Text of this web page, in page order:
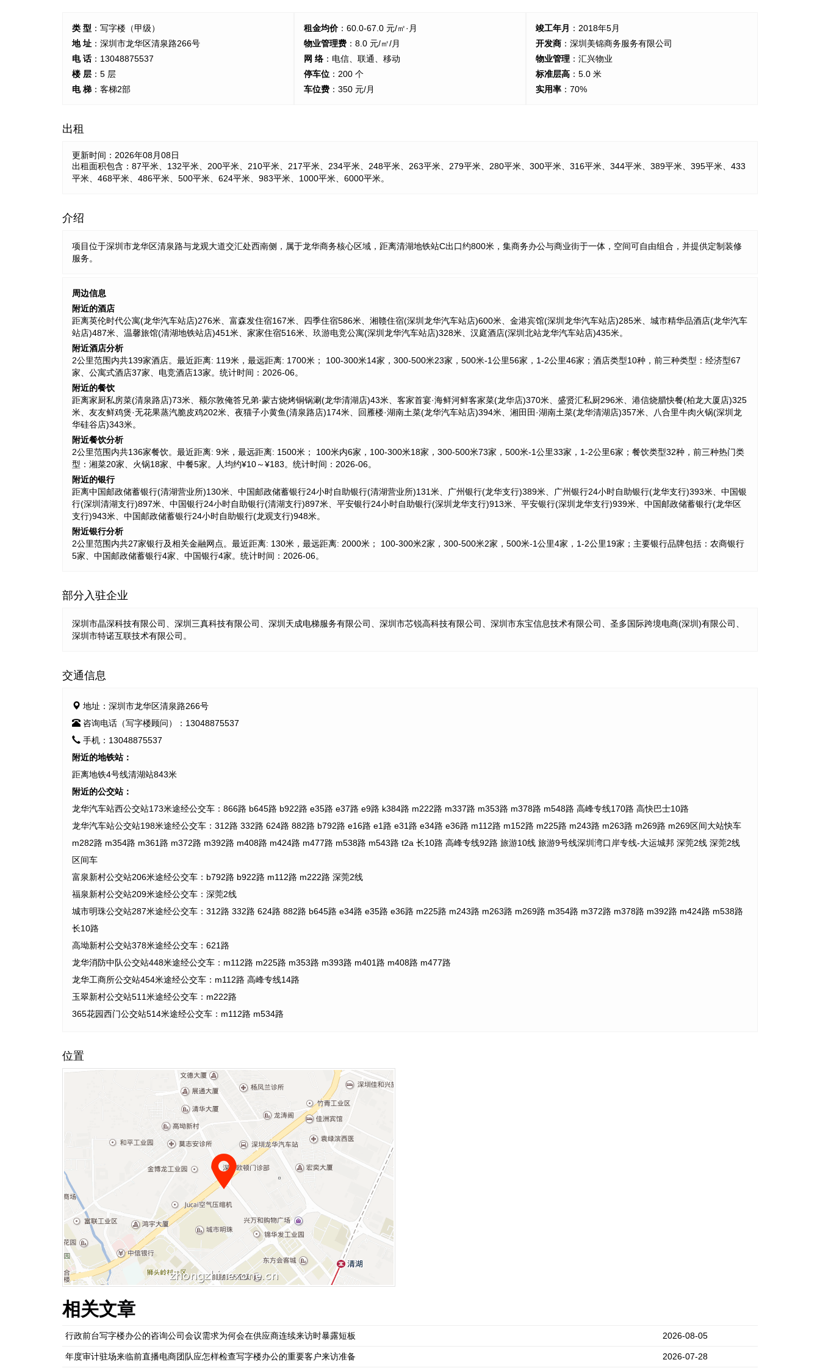
类 型 ：写字楼（甲级）
地 址 ：深圳市龙华区清泉路266号
电 话：13048875537
楼 层 ：5 层
电 梯 ：客梯2部
租金均价：60.0-67.0 元/㎡·月
物业管理费 ：8.0 元/㎡/月
网 络 ：电信、联通、移动
停车位 ：200 个
车位费 ：350 元/月
竣工年月
：2018年5月
开发商 ：深圳美锦商务服务有限公司
物业管理 ：汇兴物业
标准层高 ：5.0 米
实用率 ：70%
出租
更新时间： 2026年08月08日
出租面积包含：87平米、132平米、200平米、210平米、217平米、234平米、248平米、263平米、279平米、280平米、300平米、316平米、344平米、389平米、395平米、433
平米、468平米、486平米、500平米、624平米、983平米、1000平米、6000平米。
介绍
项目位于深圳市龙华区清泉路与龙观大道交汇处西南侧，属于龙华商务核心区域，距离清湖地铁站C出口约800米，集商务办公与商业街于一体，空间可自由组合，并提供定制装修
服务。
周边信息
附近的酒店
距离英伦时代公寓(龙华汽车站店)276米、富森发住宿167米、四季住宿586米、湘赣住宿(深圳龙华汽车站店)600米、金港宾馆(深圳龙华汽车站店)285米、城市精华品酒店(龙华汽车
站店)487米、温馨旅馆(清湖地铁站店)451米、家家住宿516米、玖游电竞公寓(深圳龙华汽车站店)328米、汉庭酒店(深圳北站龙华汽车站店)435米。
附近酒店分析
2公里范围内共139家酒店。最近距离: 119米，最远距离: 1700米； 100-300米14家，300-500米23家，500米-1公里56家，1-2公里46家；酒店类型10种，前三种类型：经济型67
家、公寓式酒店37家、电竞酒店13家。统计时间：2026-06。
附近的餐饮
距离家厨私房菜(清泉路店)73米、额尔敦俺答兄弟·蒙古烧烤铜锅涮(龙华清湖店)43米、客家首宴·海鲜河鲜客家菜(龙华店)370米、盛贤汇私厨296米、港信烧腊快餐(柏龙大厦店)325
米、友友鲜鸡煲·无花果蒸汽脆皮鸡202米、夜猫子小黄鱼(清泉路店)174米、回雁楼·湖南土菜(龙华汽车站店)394米、湘田田·湖南土菜(龙华清湖店)357米、八合里牛肉火锅(深圳龙
华硅谷店)343米。
附近餐饮分析
2公里范围内共136家餐饮。最近距离: 9米，最远距离: 1500米； 100米内6家，100-300米18家，300-500米73家，500米-1公里33家，1-2公里6家；餐饮类型32种，前三种热门类
型：湘菜20家、火锅18家、中餐5家。人均约¥10～¥183。统计时间：2026-06。
附近的银行
距离中国邮政储蓄银行(清湖营业所)130米、中国邮政储蓄银行24小时自助银行(清湖营业所)131米、广州银行(龙华支行)389米、广州银行24小时自助银行(龙华支行)393米、中国银
行(深圳清湖支行)897米、中国银行24小时自助银行(清湖支行)897米、平安银行24小时自助银行(深圳龙华支行)913米、平安银行(深圳龙华支行)939米、中国邮政储蓄银行(龙华区
支行)943米、中国邮政储蓄银行24小时自助银行(龙观支行)948米。
附近银行分析
2公里范围内共27家银行及相关金融网点。最近距离: 130米，最远距离: 2000米； 100-300米2家，300-500米2家，500米-1公里4家，1-2公里19家；主要银行品牌包括：农商银行
5家、中国邮政储蓄银行4家、中国银行4家。统计时间：2026-06。
部分入驻企业
深圳市晶深科技有限公司、深圳三真科技有限公司、深圳天成电梯服务有限公司、深圳市芯锐高科技有限公司、深圳市东宝信息技术有限公司、圣多国际跨境电商(深圳)有限公司、
深圳市特诺互联技术有限公司。
交通信息
地址：深圳市龙华区清泉路266号
咨询电话（写字楼顾问）：13048875537
手机：13048875537
附近的地铁站：
距离地铁4号线清湖站843米
附近的公交站：
龙华汽车站西公交站173米途经公交车：866路 b645路 b922路 e35路 e37路 e9路 k384路 m222路 m337路 m353路 m378路 m548路 高峰专线170路 高快巴士10路
龙华汽车站公交站198米途经公交车：312路 332路 624路 882路 b792路 e16路 e1路 e31路 e34路 e36路 m112路 m152路 m225路 m243路 m263路 m269路 m269区间大站快车
m282路 m354路 m361路 m372路 m392路 m408路 m424路 m477路 m538路 m543路 t2a 长10路 高峰专线92路 旅游10线 旅游9号线深圳湾口岸专线-大运城邦 深莞2线 深莞2线
区间车
富泉新村公交站206米途经公交车：b792路 b922路 m112路 m222路 深莞2线
福泉新村公交站209米途经公交车：深莞2线
城市明珠公交站287米途经公交车：312路 332路 624路 882路 b645路 e34路 e35路 e36路 m225路 m243路 m263路 m269路 m354路 m372路 m378路 m392路 m424路 m538路
长10路
高坳新村公交站378米途经公交车：621路
龙华消防中队公交站448米途经公交车：m112路 m225路 m353路 m393路 m401路 m408路 m477路
龙华工商所公交站454米途经公交车：m112路 高峰专线14路
玉翠新村公交站511米途经公交车：m222路
365花园西门公交站514米途经公交车：m112路 m534路
位置
相关文章
行政前台写字楼办公的咨询公司会议需求为何会在供应商连续来访时暴露短板 2026-08-05
年度审计驻场来临前直播电商团队应怎样检查写字楼办公的重要客户来访准备 2026-07-28